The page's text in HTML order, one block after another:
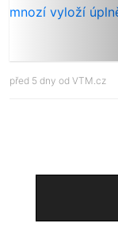
před 5 dny od VTM.cz